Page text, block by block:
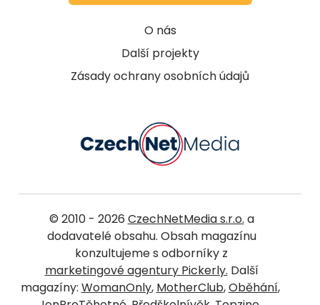
O nás
Další projekty
Zásady ochrany osobních údajů
© 2010 - 2026 CzechNetMedia s.r.o. a
dodavatelé obsahu. Obsah magazínu
konzultujeme s odborníky z
marketingové agentury Pickerly. Další
magazíny: WomanOnly, MotherClub,Oběhání,